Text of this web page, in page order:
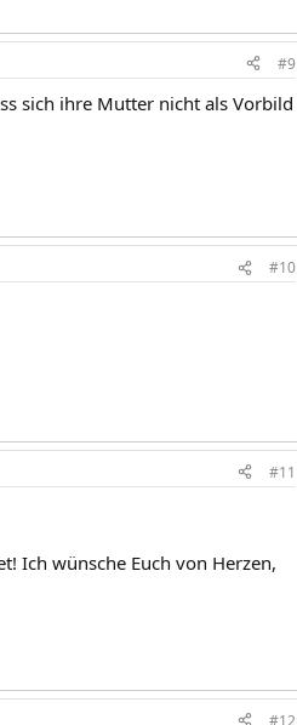
#9
sich ihre Mutter nicht als Vorbild
#10
#11
Ich wünsche Euch von Herzen,
#12